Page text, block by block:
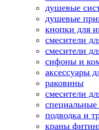
душевые
душевые
кнопки для
смесители
смесители
сифоны и
аксессуары
раковины
смесители
подводка и
краны